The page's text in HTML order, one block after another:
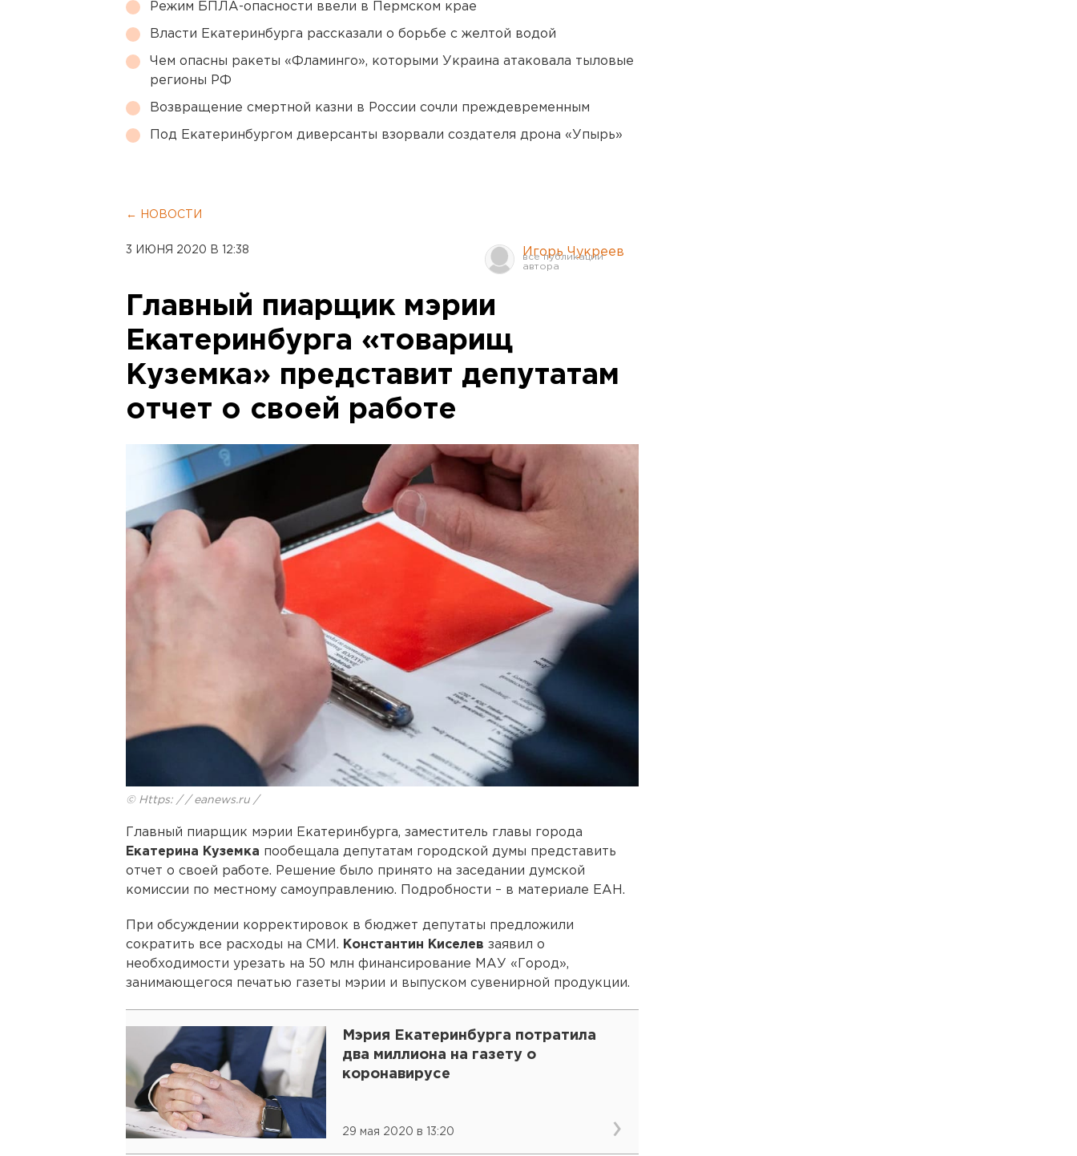
Режим БПЛА-опасности ввели в Пермском крае
Власти Екатеринбурга рассказали о борьбе с желтой водой
Чем опасны ракеты «Фламинго», которыми Украина атаковала тыловые
регионы РФ
Возвращение смертной казни в России сочли преждевременным
Под Екатеринбургом диверсанты взорвали создателя дрона «Упырь»
← НОВОСТИ
3 ИЮНЯ 2020 В 12:38 Игорь Чукреев
Главный пиарщик мэрии
Екатеринбурга «товарищ
Куземка» представит депутатам
отчет о своей работе
© Https: / / eanews.ru /
Главный пиарщик мэрии Екатеринбурга, заместитель главы города
Екатерина Куземка пообещала депутатам городской думы представить
отчет о своей работе. Решение было принято на заседании думской
комиссии по местному самоуправлению. Подробности – в материале ЕАН.
При обсуждении корректировок в бюджет депутаты предложили
сократить все расходы на СМИ. Константин Киселев заявил о
необходимости урезать на 50 млн финансирование МАУ «Город»,
занимающегося печатью газеты мэрии и выпуском сувенирной продукции.
Мэрия Екатеринбурга потратила
два миллиона на газету о
коронавирусе
29 мая 2020 в 13:20